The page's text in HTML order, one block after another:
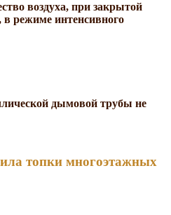
воздуха, при закрытой
в режиме интенсивного
дымовой трубы не